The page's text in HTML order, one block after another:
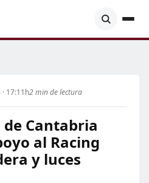
17:11h2 min de lectura
Cantabria
al Racing
y luces